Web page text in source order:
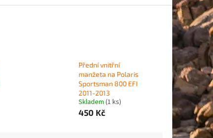
Přední vnitřní
manžeta na Polaris
Sportsman 800 EFI
2011-2013
Skladem (1 ks)
450 Kč